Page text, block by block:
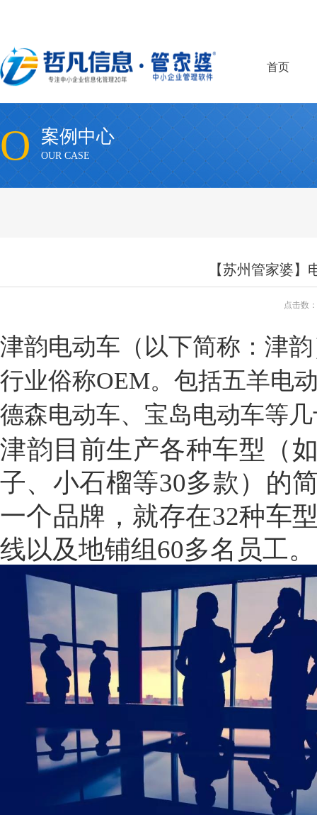
首页
O 案例中心
OUR CASE
【苏州管家婆
点击数
津韵电动车（以下简称：津
行业俗称OEM。包括五羊电
德森电动车、宝岛电动车等
津韵目前生产各种车型（
子、小石榴等30多款）的
一个品牌，就存在32种车
线以及地铺组60多名员工。